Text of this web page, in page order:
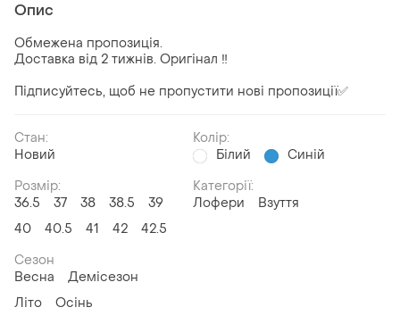
Опис
Обмежена пропозиція.
Доставка від 2 тижнів. Оригінал ‼️
Підписуйтесь, щоб не пропустити нові пропозиції✅
Стан:
Новий
Колір:
Білий
Синій
Розмір:
36.5
37 38 38.5
39
40
40.5 41 42 42.5
Категорії:
Лофери
Взуття
Сезон
Весна
Демісезон
Літо
Осінь